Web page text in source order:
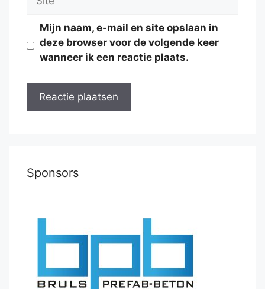
Mijn naam, e-mail en site opslaan in
deze browser voor de volgende keer
wanneer ik een reactie plaats.
Sponsors